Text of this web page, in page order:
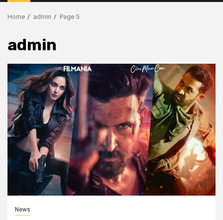
Menu
Home admin Page 5
admin
News